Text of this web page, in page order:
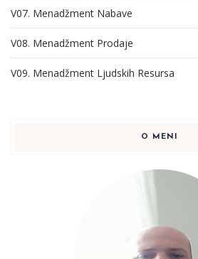
V07. Menadžment Nabave
V08. Menadžment Prodaje
V09. Menadžment Ljudskih Resursa
O MENI